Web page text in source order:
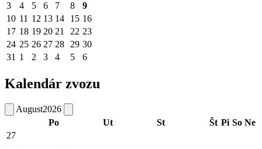
3
4 5 6 7 8
9
10 11 12 13 14 15 16
17 18 19 20 21 22 23
24 25 26 27 28 29 30
31 1 2 3 4 5 6
Kalendár zvozu
August2026
Po
Ut St Št Pi So Ne
27